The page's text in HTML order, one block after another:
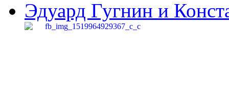
Эдуард Гугнин и